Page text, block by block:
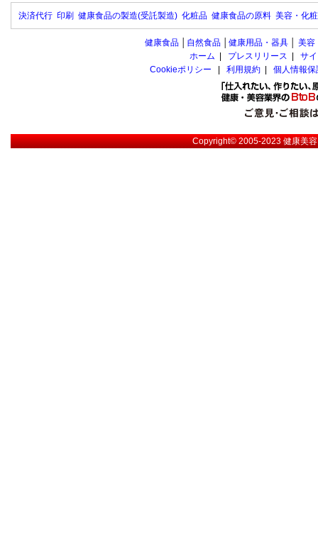
決済代行 印刷 健康食品の製造(受託製造) 化粧品 健康食品の原料 美容・化
健康食品 自然食品 健康用品・器具 美容
ホーム
プレスリリース
サ
Cookieポリシー
利用規約 個人情報
Copyright© 2005-2023健康美